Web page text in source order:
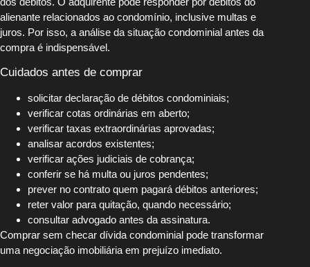
alienante relacionados ao condomínio, inclusive multas e
juros. Por isso, a análise da situação condominial antes da
compra é indispensável.
Cuidados antes de comprar
solicitar declaração de débitos condominiais;
verificar cotas ordinárias em aberto;
verificar taxas extraordinárias aprovadas;
analisar acordos existentes;
verificar ações judiciais de cobrança;
conferir se há multa ou juros pendentes;
prever no contrato quem pagará débitos anteriores;
reter valor para quitação, quando necessário;
consultar advogado antes da assinatura.
Comprar sem checar dívida condominial pode transformar
uma negociação imobiliária em prejuízo imediato.